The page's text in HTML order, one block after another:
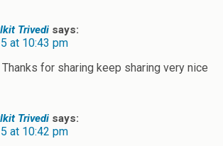
Trivedi says:
at 10:43 pm
for sharing keep sharing very nice
Trivedi says:
at 10:42 pm